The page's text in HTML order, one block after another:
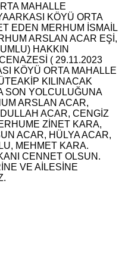
MAHALLE
KÖYÜ ORTA
EDEN MERHUM İSMAİL
ARSLAN ACAR EŞİ,
HAKKIN
( 29.11.2023
KÖYÜ ORTA MAHALLE
KILINACAK
SON YOLCULUĞUNA
ARSLAN ACAR,
ACAR, CENGİZ
ZİNET KARA,
ACAR, HÜLYA ACAR,
MEHMET KARA.
CENNET OLSUN.
VE AİLESİNE